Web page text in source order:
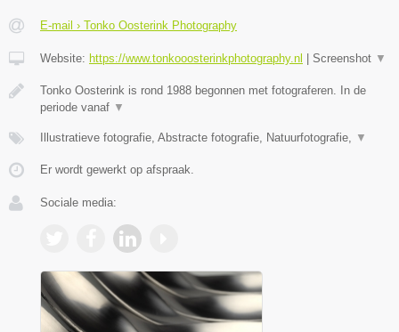
E-mail › Tonko Oosterink Photography
Website: https://www.tonkooosterinkphotography.nl Screenshot ▼
Tonko Oosterink is rond 1988 begonnen met fotograferen. In de
periode vanaf ▼
Illustratieve fotografie, Abstracte fotografie, Natuurfotografie, ▼
Er wordt gewerkt op afspraak.
Sociale media: